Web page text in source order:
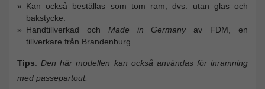
Kan också beställas som tom ram, dvs. utan glas och
bakstycke.
Handtillverkad och Made in Germanyav FDM, en
tillverkare från Brandenburg.
Tips: Den här modellen kan också användas för inramning
med passepartout.